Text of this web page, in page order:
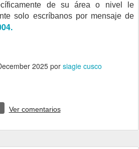
de su área o nivel le
solo escríbanos por mensaje de
2025 por siagie cusco
Ver comentarios